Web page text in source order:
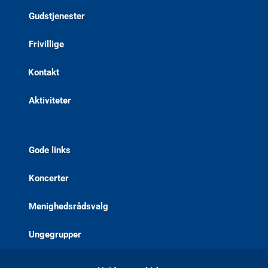
Gudstjenester
Frivillige
Kontakt
Aktiviteter
Gode links
Koncerter
Menighedsrådsvalg
Ungegrupper